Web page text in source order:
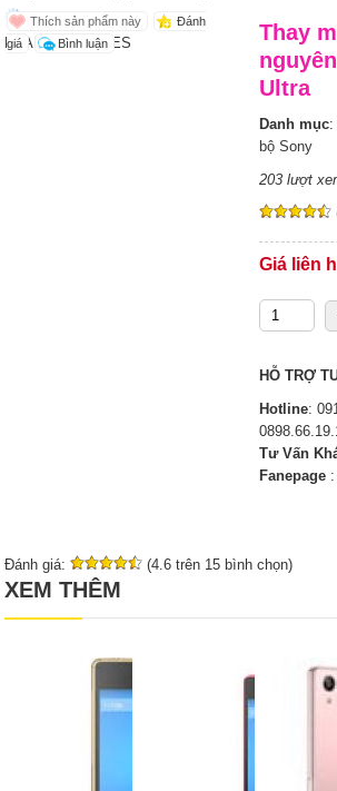
Đánh
giá
Bình luận
LOADING IMAGES
Thay
Ultra
Danh mục:
bộ Sony
203 lượt
Giá liên
HỖ TRỢ
Hotline:
Tư Vấn
Fanepage:
Đánh giá: (4.6 trên 15 bình chọn)
XEM THÊM